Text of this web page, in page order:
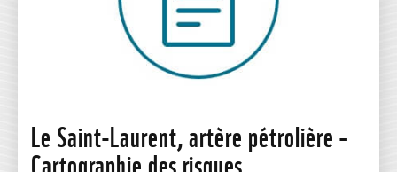
Le Saint-Laurent, artère pétrolière –
Cartographie des risques